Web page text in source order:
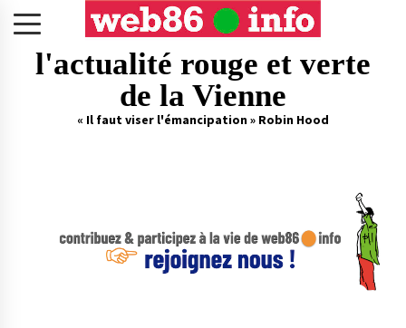
l'actualité rouge et verte
de la Vienne
« Il faut viser l'émancipation » Robin Hood